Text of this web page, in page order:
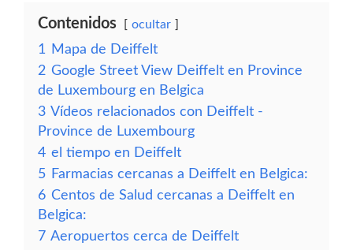
Contenidos ocultar
1
Mapa de Deiffelt
2 Google Street View Deiffelt en Province
de Luxembourg en Belgica
3 Vídeos relacionados con Deiffelt -
Province de Luxembourg
4 el tiempo en Deiffelt
5 Farmacias cercanas a Deiffelt en Belgica:
6 Centos de Salud cercanas a Deiffelt en
Belgica:
7 Aeropuertos cerca de Deiffelt